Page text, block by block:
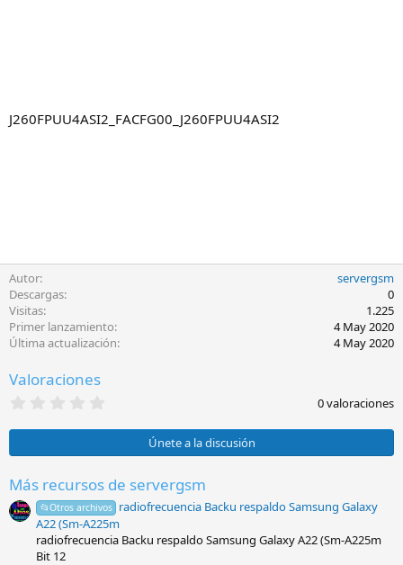
J260FPUU4ASI2_FACFG00_J260FPUU4ASI2
Autor
servergsm
Descargas
0
Visitas
1.225
Primer lanzamiento
4 May 2020
Última actualización
4 May 2020
Valoraciones
0
e
t
r
e
l
l
a
0 valoraciones
Únete a la discusión
Más recursos de servergsm
📂Otros archivos radiofrecuencia Backu respaldo Samsung Galaxy
A22 (Sm-A225m
radiofrecuencia Backu respaldo Samsung Galaxy A22 (Sm-A225m
Bit 12